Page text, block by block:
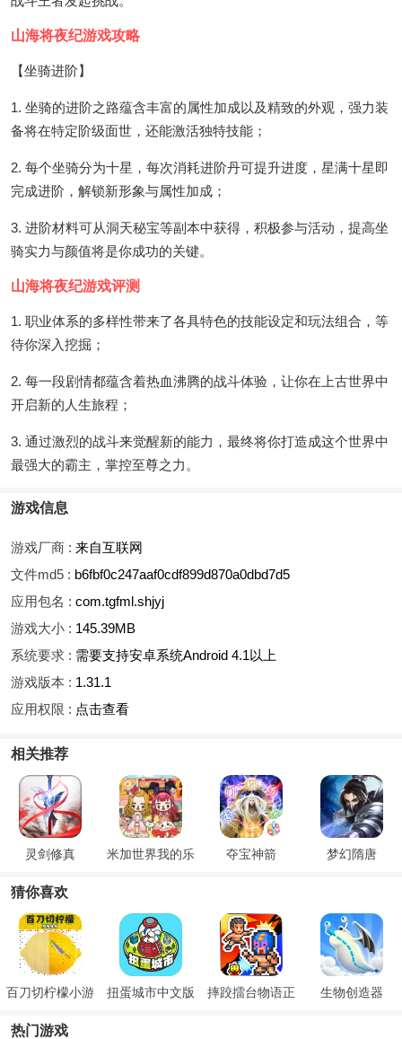
山海将夜纪游戏攻略
【坐骑进阶】
1. 坐骑的进阶之路蕴含丰富的属性加成以及精致的外观，强力装
备将在特定阶级面世，还能激活独特技能；
2. 每个坐骑分为十星，每次消耗进阶丹可提升进度，星满十星即
完成进阶，解锁新形象与属性加成；
3. 进阶材料可从洞天秘宝等副本中获得，积极参与活动，提高坐
骑实力与颜值将是你成功的关键。
山海将夜纪游戏评测
1. 职业体系的多样性带来了各具特色的技能设定和玩法组合，等
待你深入挖掘；
2. 每一段剧情都蕴含着热血沸腾的战斗体验，让你在上古世界中
开启新的人生旅程；
3. 通过激烈的战斗来觉醒新的能力，最终将你打造成这个世界中
最强大的霸主，掌控至尊之力。
游戏信息
游戏厂商 : 来自互联网
文件md5 : b6fbf0c247aaf0cdf899d870a0dbd7d5
应用包名 : com.tgfml.shjyj
游戏大小 : 145.39MB
系统要求 : 需要支持安卓系统Android 4.1以上
游戏版本 : 1.31.1
应用权限 : 点击查看
相关推荐
灵剑修真
米加世界我的乐
夺宝神箭 梦幻隋唐
猜你喜欢
百刀切柠檬小游
扭蛋城市中文版
摔跤擂台物语正
生物创造器
热门游戏